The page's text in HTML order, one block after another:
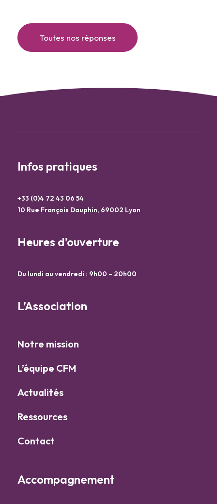
Toutes nos réponses
Infos pratiques
+33 (0)4 72 43 06 54
10 Rue François Dauphin, 69002 Lyon
Heures d’ouverture
Du lundi au vendredi : 9h00 – 20h00
L’Association
Notre mission
L’équipe CFM
Actualités
Ressources
Contact
Accompagnement